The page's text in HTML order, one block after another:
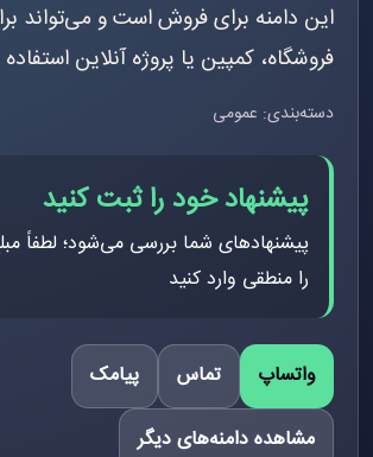
این دامنه برای فروش است و می‌تواند
فروشگاه، کمپین یا پروژه آنلاین
دسته‌بندی: عمومی
پیشنهاد خود را ثبت کنید
پیشنهادهای شما بررسی می‌شود؛ لطفاً
را منطقی وارد کنید
واتساپ تماس
پیامک
مشاهده دامنه‌های دیگر